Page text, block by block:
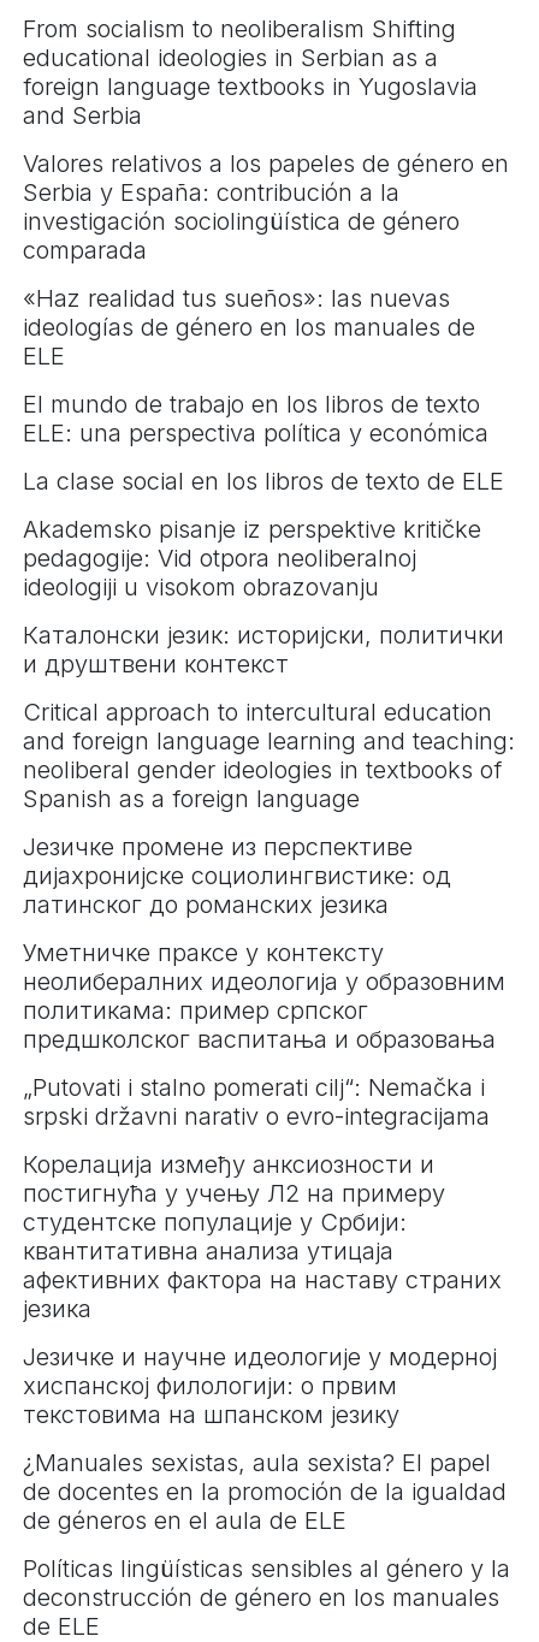
From socialism to neoliberalism Shifting
educational ideologies in Serbian as a
foreign language textbooks in Yugoslavia
and Serbia
Valores relativos a los papeles de género en
Serbia y España: contribución a la
investigación sociolingüística de género
comparada
«Haz realidad tus sueños»: las nuevas
ideologías de género en los manuales de
ELE
El mundo de trabajo en los libros de texto
ELE: una perspectiva política y económica
La clase social en los libros de texto de ELE
Akademsko pisanje iz perspektive kritičke
pedagogije: Vid otpora neoliberalnoj
ideologiji u visokom obrazovanju
Каталонски језик: историјски, политички
и друштвени контекст
Critical approach to intercultural education
and foreign language learning and teaching:
neoliberal gender ideologies in textbooks of
Spanish as a foreign language
Језичке промене из перспективе
дијахронијске социолингвистике: од
латинског до романских језика
Уметничке праксе у контексту
неолибералних идеологија у образовним
политикама: пример српског
предшколског васпитања и образовања
„Putovati i stalno pomerati cilj“: Nemačka i
srpski državni narativ o evro-integracijama
Корелација између анксиозности и
постигнућа у учењу Л2 на примеру
студентске популације у Србији:
квантитативна анализа утицаја
афективних фактора на наставу страних
језика
Језичке и научне идеологије у модерној
хиспанској филологији: о првим
текстовима на шпанском језику
¿Manuales sexistas, aula sexista? El papel
de docentes en la promoción de la igualdad
de géneros en el aula de ELE
Políticas lingüísticas sensibles al género y la
deconstrucción de género en los manuales
de ELE